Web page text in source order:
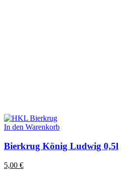
In den Warenkorb
Bierkrug König Ludwig 0,5l
5,00 €